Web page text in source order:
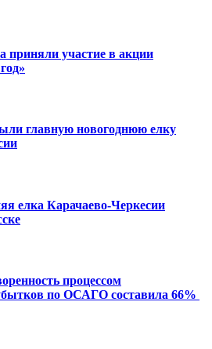
приняли участие в акции
главную новогоднюю елку
елка Карачаево-Черкесии
процессом
по ОСАГО составила 66%